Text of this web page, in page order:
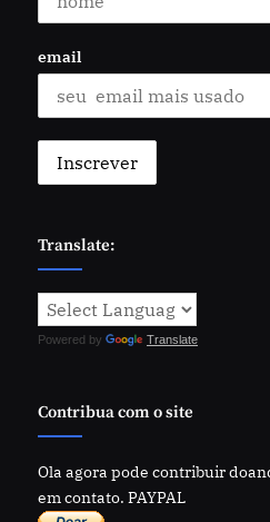
email
Translate:
Powered by Translate
Contribua com o site
Ola agora pode contribuir
em contato. PAYPAL